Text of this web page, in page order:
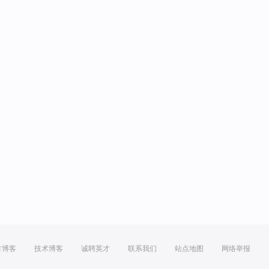
博客 技术博客 诚聘英才 联系我们 站点地图 网络举报